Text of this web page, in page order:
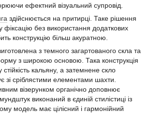
ефектний візуальний супровід.
здійснюється на притирці. Таке рішення
фіксацію без використання додаткових
конструкцію більш акуратною.
з темного загартованого скла та
з широкою основою. Така конструкція
кальяну, а затемнене скло
зі сріблястими елементами шахти.
візерунком органічно доповнює
виконаний в єдиній стилістиці із
модель має цілісний і гармонійний